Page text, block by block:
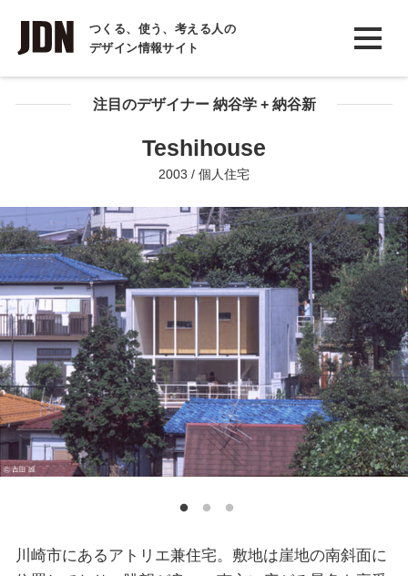
つくる、使う、考える人の
デザイン情報サイト
INTERVIEW
インタビュー
REPORT
注目のデザイナー 納谷学 + 納谷新
Teshihouse
2003 / 個人住宅
川崎市にあるアトリエ兼住宅。敷地は崖地の南斜面に